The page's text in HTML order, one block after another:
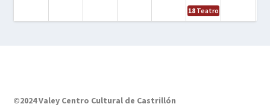
18 Teatro – Tres
©2024 Valey Centro Cultural de Castrillón